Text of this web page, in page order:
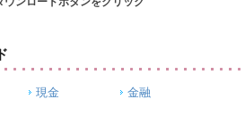
現金
金融